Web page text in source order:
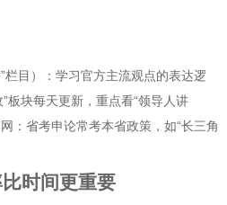
栏目）：学习官方主流观点的表达逻
板块每天更新，重点看“领导人讲
：省考申论常考本省政策，如“长三角
时间更重要